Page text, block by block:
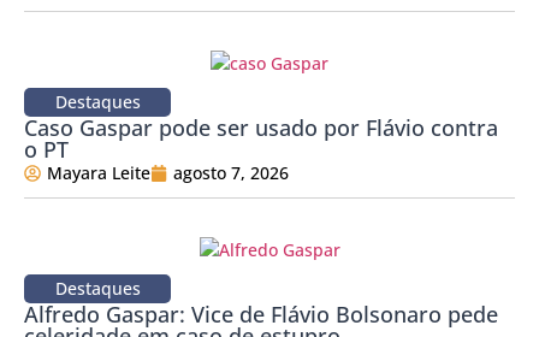
Destaques
Caso Gaspar pode ser usado por Flávio contra
o PT
Mayara Leite agosto 7, 2026
Destaques
Alfredo Gaspar: Vice de Flávio Bolsonaro pede